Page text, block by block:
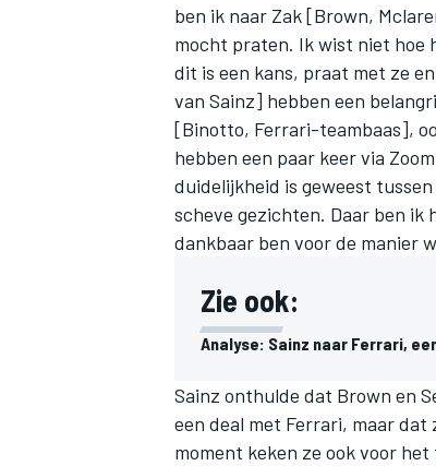
ben ik naar Zak [Brown,
mocht praten. Ik wist niet hoe
dit is een kans, praat met ze
van Sainz] hebben een
[Binotto, Ferrari-teambaas],
hebben een paar keer via
duidelijkheid is geweest
scheve gezichten. Daar ben ik
dankbaar ben voor de manier
Zie ook:
Analyse: Sainz naar Ferrari,
Sainz onthulde dat Brown en
een deal met Ferrari, maar
moment keken ze ook voor